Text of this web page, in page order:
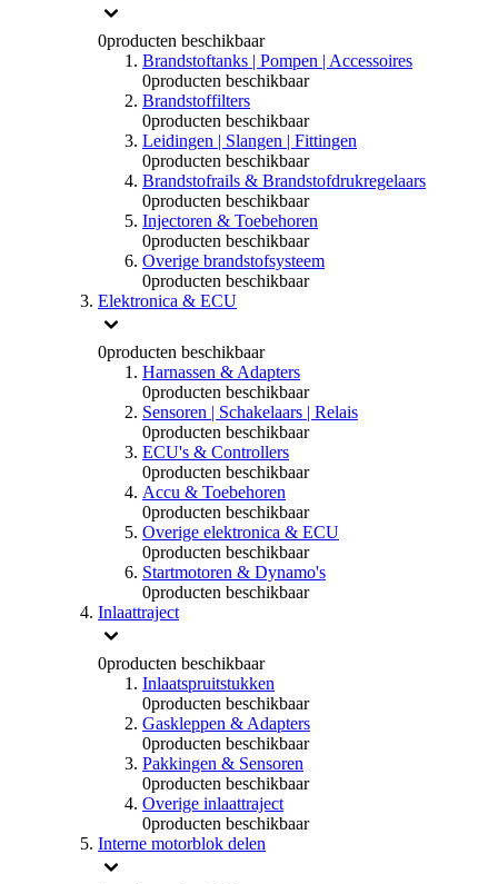
0producten beschikbaar
Brandstoftanks | Pompen | Accessoires
0producten beschikbaar
Brandstoffilters
0producten beschikbaar
Leidingen | Slangen | Fittingen
0producten beschikbaar
Brandstofrails & Brandstofdrukregelaars
0producten beschikbaar
Injectoren & Toebehoren
0producten beschikbaar
Overige brandstofsysteem
0producten beschikbaar
Elektronica & ECU
0producten beschikbaar
Harnassen & Adapters
0producten beschikbaar
Sensoren | Schakelaars | Relais
0producten beschikbaar
ECU's & Controllers
0producten beschikbaar
Accu & Toebehoren
0producten beschikbaar
Overige elektronica & ECU
0producten beschikbaar
Startmotoren & Dynamo's
0producten beschikbaar
Inlaattraject
0producten beschikbaar
Inlaatspruitstukken
0producten beschikbaar
Gaskleppen & Adapters
0producten beschikbaar
Pakkingen & Sensoren
0producten beschikbaar
Overige inlaattraject
0producten beschikbaar
Interne motorblok delen